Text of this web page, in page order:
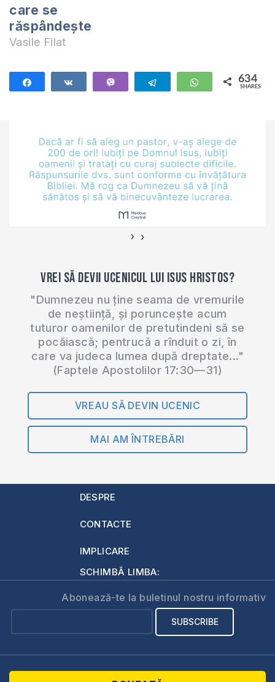
care se
răspândește
Vasile Filat
Telegram WhatsApp
634
SHARES
‹ ›
Vrei să devii ucenicul lui Isus Hristos?
"Dumnezeu nu ține seama de vremurile
de neștiință, și poruncește acum
tuturor oamenilor de pretutindeni să se
pocăiască; pentrucă a rînduit o zi, în
care va judeca lumea după dreptate..."
(Faptele Apostolilor 17:30—31)
VREAU SĂ DEVIN UCENIC
MAI AM ÎNTREBĂRI
DESPRE
CONTACTE
IMPLICARE
SCHIMBĂ LIMBA:
Abonează-te la buletinul nostru informativ